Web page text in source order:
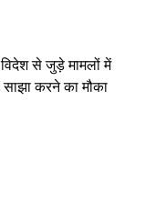
से जुड़े मामलों में
करने का मौका